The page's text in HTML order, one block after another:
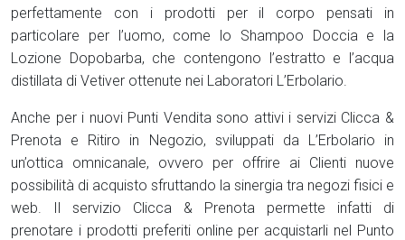
perfettamente con i prodotti per il corpo pensati in
particolare per l’uomo, come lo Shampoo Doccia e la
Lozione Dopobarba, che contengono l’estratto e l’acqua
distillata di Vetiver ottenute nei Laboratori L’Erbolario.
Anche per i nuovi Punti Vendita sono attivi i servizi Clicca &
Prenota e Ritiro in Negozio, sviluppati da L’Erbolario in
un’ottica omnicanale, ovvero per offrire ai Clienti nuove
possibilità di acquisto sfruttando la sinergia tra negozi fisici e
web. Il servizio Clicca & Prenota permette infatti di
prenotare i prodotti preferiti online per acquistarli nel Punto